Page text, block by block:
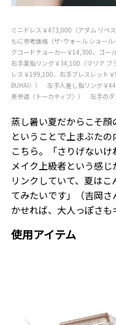
ミニドレス￥473,000（アダム リ
もに参考価格（ザ･ウォール ショー
クコードチョーカー￥14,300、ゴー
右手薬指リング￥34,100（マリア ブ
レス￥199,100、右手ブレスレット
BUHAI〉） 左手人差し指リング￥
表参道〈トーカティブ〉） 左手のダ
蒸し暑い夏だからこそ顔
ということで上まぶた
こちら。「さりげないけ
メイク上級者という感
リンクしていて、夏は
てみたいです」（吉岡
かせれば、大人っぽさも
使用アイテム